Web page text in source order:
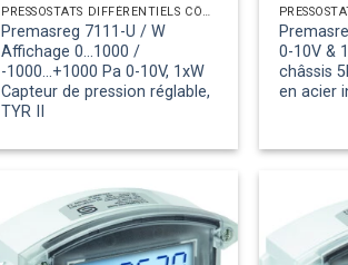
PRESSOSTATS DIFFÉRENTIELS CÔTÉ AIR
Premasreg 7111-U / W
Affichage 0...1000 /
-1000...+1000 Pa 0-10V, 1xW
Capteur de pression réglable,
TYR II
0-10V &
châssis
en acier